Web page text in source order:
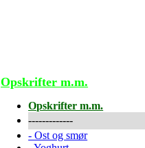
Opskrifter m.m.
Opskrifter m.m.
-------------
-Ost og smør